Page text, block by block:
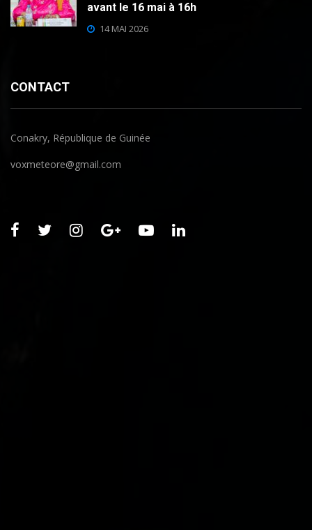
avant le 16 mai à 16h
14 MAI 2026
CONTACT
Conakry, République de Guinée
voxmeteore@gmail.com